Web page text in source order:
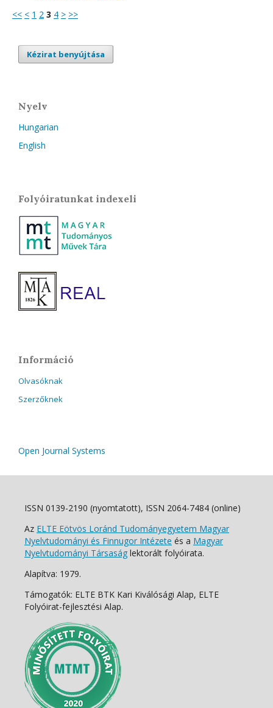
<< < 1 2 3 4 > >>
Kézirat benyújtása
Nyelv
Hungarian
English
Folyóiratunkat indexeli
Információ
Olvasóknak
Szerzőknek
Open Journal Systems
ISSN 0139-2190 (nyomtatott), ISSN 2064-7484 (online)
Az ELTE Eötvös Loránd Tudományegyetem Magyar
Nyelvtudományi és Finnugor Intézete és a Magyar
Nyelvtudományi Társaság lektorált folyóirata.
Alapítva: 1979.
Támogatók: ELTE BTK Kari Kiválósági Alap, ELTE
Folyóirat-fejlesztési Alap.